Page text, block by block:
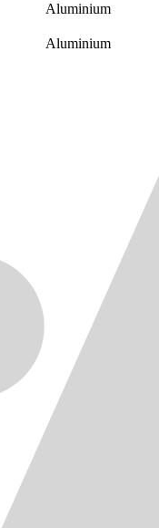
Aluminium
Aluminium